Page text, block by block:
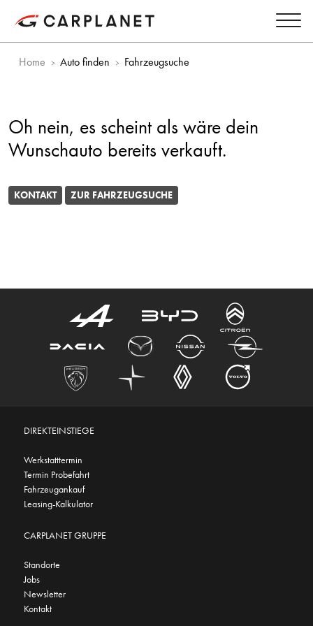
Home Auto finden Fahrzeugsuche
Oh nein, es scheint als wäre dein
Wunschauto bereits verkauft.
KONTAKT ZUR FAHRZEUGSUCHE
DIREKTEINSTIEGE
Werkstatttermin
Termin Probefahrt
Fahrzeugankauf
Leasing-Kalkulator
CARPLANET GRUPPE
Standorte
Jobs
Newsletter
Kontakt